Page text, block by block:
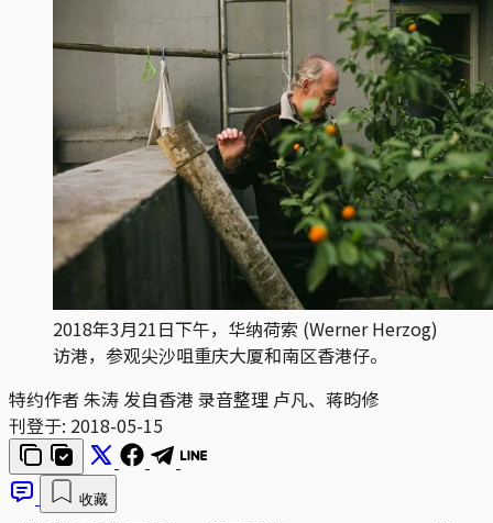
2018年3月21日下午，华纳荷索 (Werner Herzog)
访港，参观尖沙咀重庆大厦和南区香港仔。
特约作者 朱涛 发自香港 录音整理 卢凡、蒋昀修
刊登于: 2018-05-15
收藏